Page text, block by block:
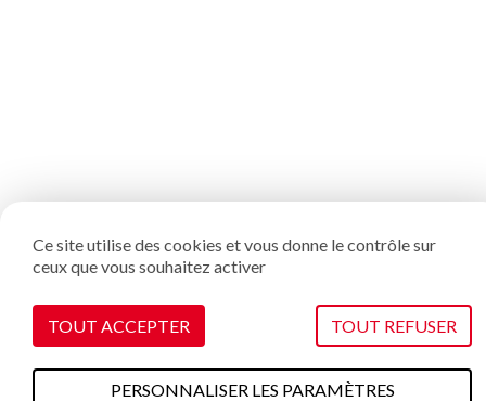
Ce site utilise des cookies et vous donne le contrôle sur
ceux que vous souhaitez activer
TOUT ACCEPTER TOUT REFUSER
PERSONNALISER LES PARAMÈTRES